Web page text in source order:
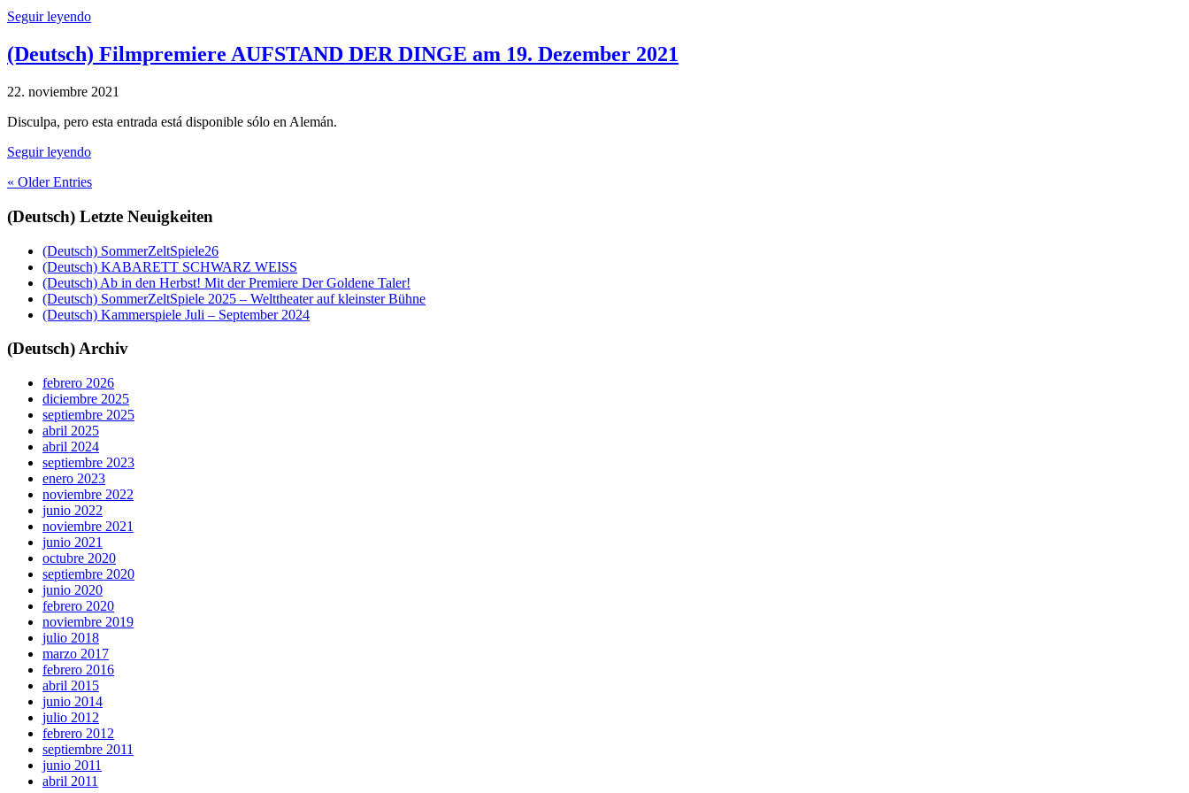
Seguir leyendo
(Deutsch) Filmpremiere AUFSTAND DER DINGE am 19. Dezember 2021
22. noviembre 2021
Disculpa, pero esta entrada está disponible sólo en Alemán.
Seguir leyendo
« Older Entries
(Deutsch) Letzte Neuigkeiten
(Deutsch) SommerZeltSpiele26
(Deutsch) KABARETT SCHWARZ WEISS
(Deutsch) Ab in den Herbst! Mit der Premiere Der Goldene Taler!
(Deutsch) SommerZeltSpiele 2025 – Welttheater auf kleinster Bühne
(Deutsch) Kammerspiele Juli – September 2024
(Deutsch) Archiv
febrero 2026
diciembre 2025
septiembre 2025
abril 2025
abril 2024
septiembre 2023
enero 2023
noviembre 2022
junio 2022
noviembre 2021
junio 2021
octubre 2020
septiembre 2020
junio 2020
febrero 2020
noviembre 2019
julio 2018
marzo 2017
febrero 2016
abril 2015
junio 2014
julio 2012
febrero 2012
septiembre 2011
junio 2011
abril 2011